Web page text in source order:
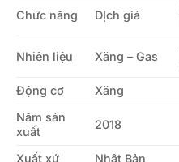
Chức năng DỊch giá
Nhiên liệu Xăng – Gas
Động cơ
Xăng
Năm sản
xuất
2018
Xuất xứ
Nhật Bản